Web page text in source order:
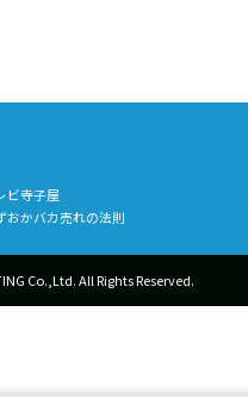
ビ寺子屋
おかバカ売れの法則
Co.,Ltd.All Rights Reserved.